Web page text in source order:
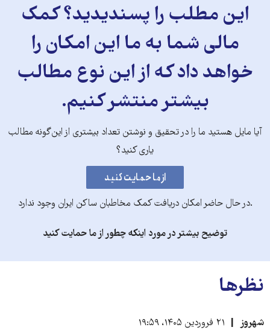
این مطلب را پسندیدید؟ کمک
مالی شما به ما این امکان را
خواهد داد که از این نوع مطالب
بیشتر منتشر کنیم.
آیا مایل هستید ما را در تحقیق و نوشتن تعداد بیشتری از این‌گونه مطالب
یاری کنید؟
.در حال حاضر امکان دریافت کمک مخاطبان ساکن ایران وجود ندارد
توضیح بیشتر در مورد اینکه چطور از ما حمایت کنید
نظرها
شهروز
۲۱ فروردین ۱۴۰۵، ۱۹:۵۹